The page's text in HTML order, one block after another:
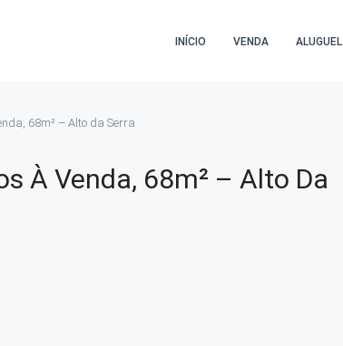
INÍCIO VENDA ALUGUEL
68m² – Alto da Serra
À Venda, 68m² – Alto Da